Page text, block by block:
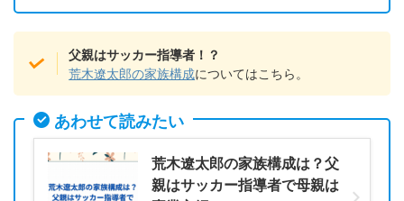
父親はサッカー指導者！？
荒木遼太郎の家族構成についてはこちら。
あわせて読みたい
荒木遼太郎の家族構成は？父
親はサッカー指導者で母親は